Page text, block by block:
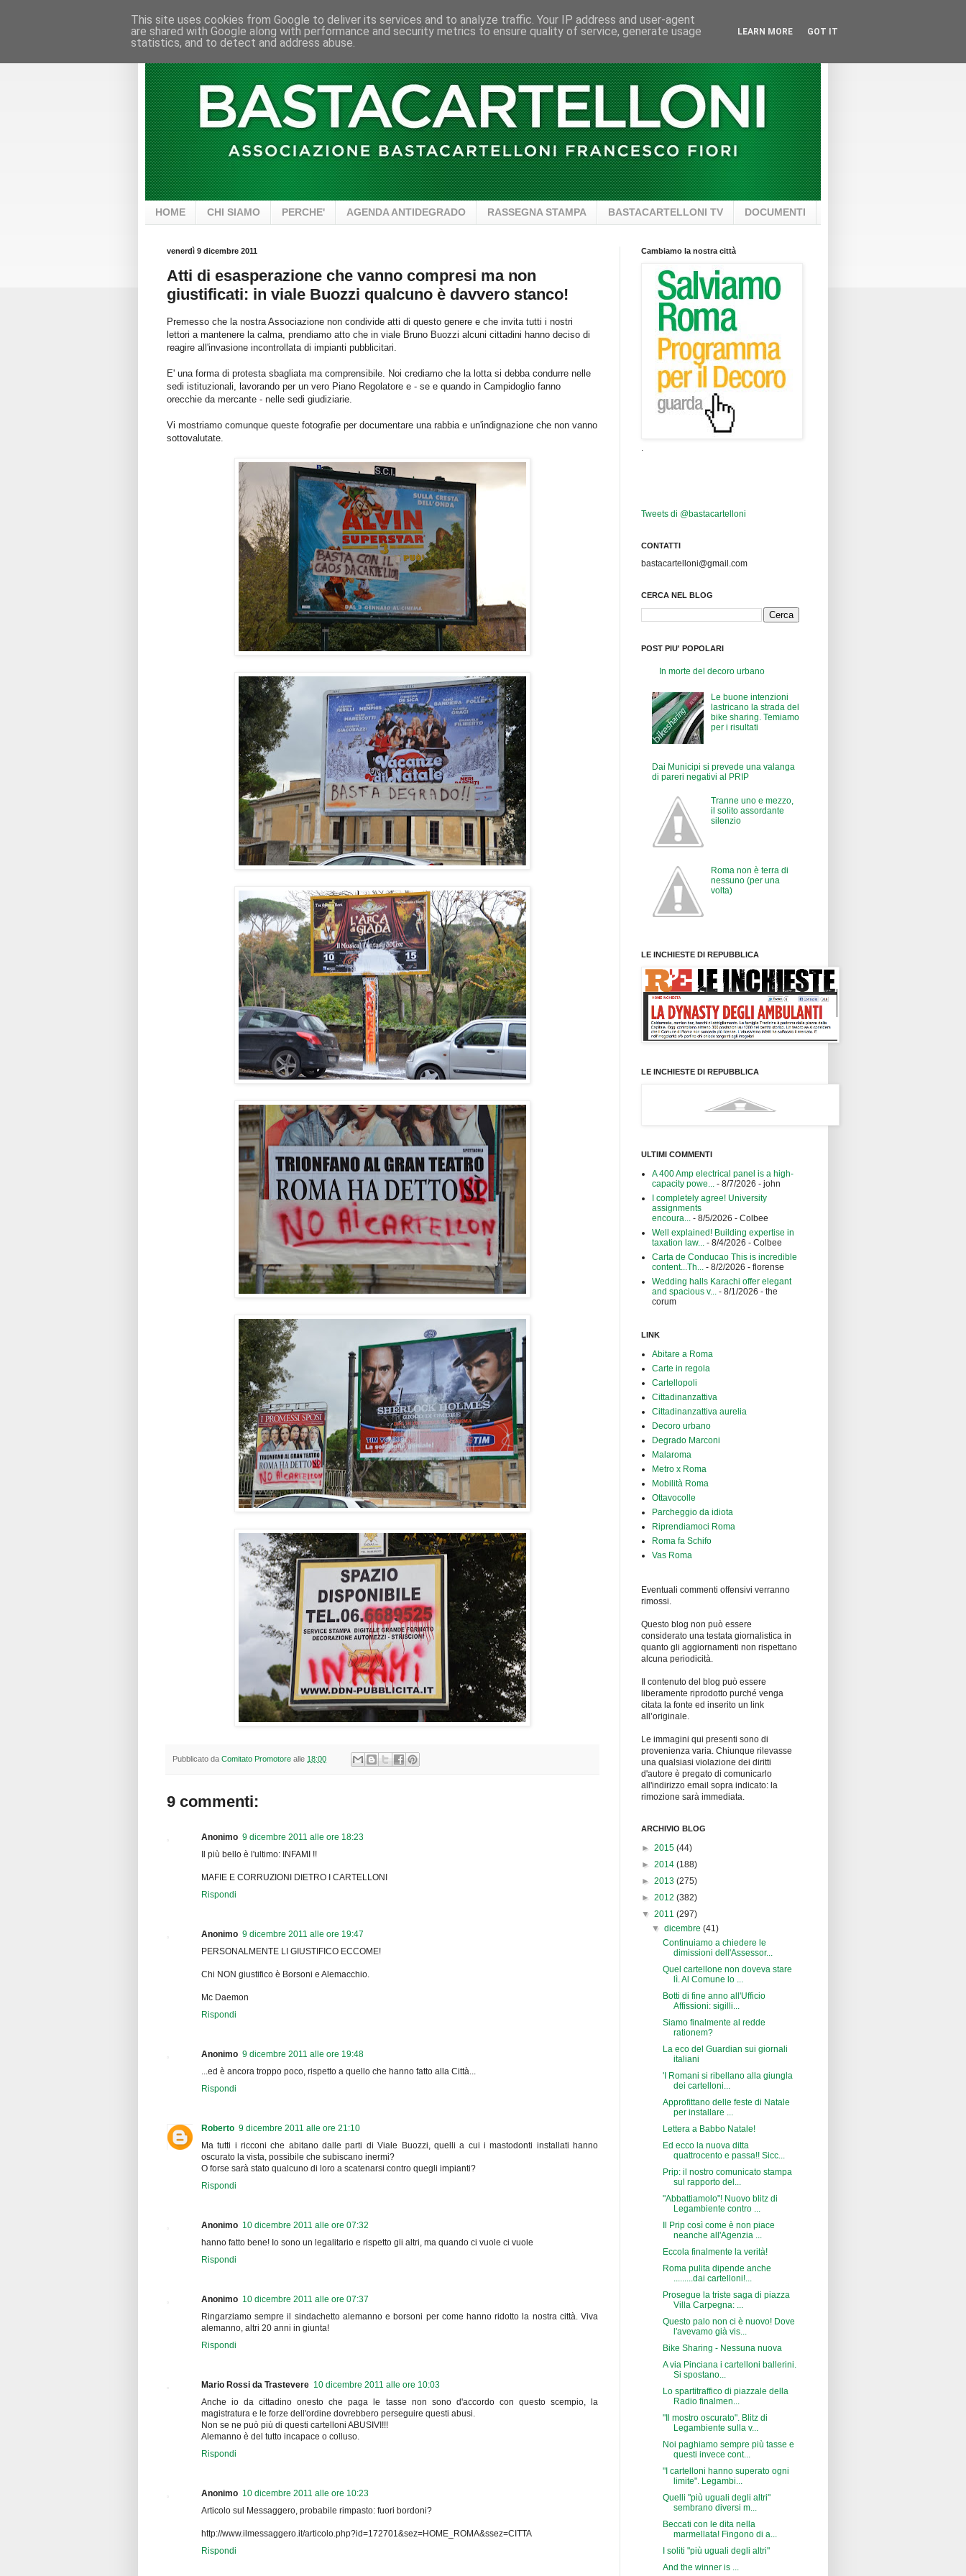
HOME CHI SIAMO PERCHE' AGENDA ANTIDEGRADO RASSEGNA STAMPA BASTACARTELLONI TV DOCUMENTI
venerdì 9 dicembre 2011
Atti di esasperazione che vanno compresi ma non
giustificati: in viale Buozzi qualcuno è davvero stanco!
Premesso che la nostra Associazione non condivide atti di questo genere e che invita tutti i nostri
lettori a mantenere la calma, prendiamo atto che in viale Bruno Buozzi alcuni cittadini hanno deciso di
reagire all'invasione incontrollata di impianti pubblicitari.
E' una forma di protesta sbagliata ma comprensibile. Noi crediamo che la lotta si debba condurre nelle
sedi istituzionali, lavorando per un vero Piano Regolatore e - se e quando in Campidoglio fanno
orecchie da mercante - nelle sedi giudiziarie.
Vi mostriamo comunque queste fotografie per documentare una rabbia e un'indignazione che non vanno
sottovalutate.
Pubblicato da Comitato Promotore alle 18:00
9 commenti:
Anonimo 9 dicembre 2011 alle ore 18:23
Il più bello è l'ultimo: INFAMI !!
MAFIE E CORRUZIONI DIETRO I CARTELLONI
Rispondi
Anonimo 9 dicembre 2011 alle ore 19:47
PERSONALMENTE LI GIUSTIFICO ECCOME!
Chi NON giustifico è Borsoni e Alemacchio.
Mc Daemon
Rispondi
Anonimo 9 dicembre 2011 alle ore 19:48
...ed è ancora troppo poco, rispetto a quello che hanno fatto alla Città...
Rispondi
Roberto 9 dicembre 2011 alle ore 21:10
Ma tutti i ricconi che abitano dalle parti di Viale Buozzi, quelli a cui i mastodonti installati hanno
oscurato la vista, possibile che subiscano inermi?
O forse sarà stato qualcuno di loro a scatenarsi contro quegli impianti?
Rispondi
Anonimo 10 dicembre 2011 alle ore 07:32
hanno fatto bene! Io sono un legalitario e rispetto gli altri, ma quando ci vuole ci vuole
Rispondi
Anonimo 10 dicembre 2011 alle ore 07:37
Ringarziamo sempre il sindachetto alemanno e borsoni per come hanno ridotto la nostra città. Viva
alemanno, altri 20 anni in giunta!
Rispondi
Mario Rossi da Trastevere 10 dicembre 2011 alle ore 10:03
Anche io da cittadino onesto che paga le tasse non sono d'accordo con questo scempio, la
magistratura e le forze dell'ordine dovrebbero perseguire questi abusi.
Non se ne può più di questi cartelloni ABUSIVI!!!
Alemanno è del tutto incapace o colluso.
Rispondi
Anonimo 10 dicembre 2011 alle ore 10:23
Articolo sul Messaggero, probabile rimpasto: fuori bordoni?
http://www.ilmessaggero.it/articolo.php?id=172701&sez=HOME_ROMA&ssez=CITTA
Rispondi
Cambiamo la nostra città
Tweets di @bastacartelloni
CONTATTI
bastacartelloni@gmail.com
CERCA NEL BLOG
POST PIU' POPOLARI
In morte del decoro urbano
Le buone intenzioni
lastricano la strada del
bike sharing. Temiamo
per i risultati
Dai Municipi si prevede una valanga
di pareri negativi al PRIP
Tranne uno e mezzo,
il solito assordante
silenzio
Roma non è terra di
nessuno (per una
volta)
LE INCHIESTE DI REPUBBLICA
LE INCHIESTE DI REPUBBLICA
ULTIMI COMMENTI
A 400 Amp electrical panel is a high-
capacity powe... - 8/7/2026 - john
I completely agree! University
assignments
encoura... - 8/5/2026 - Colbee
Well explained! Building expertise in
taxation law... - 8/4/2026 - Colbee
Carta de Conducao This is incredible
content...Th... - 8/2/2026 - florense
Wedding halls Karachi offer elegant
and spacious v... - 8/1/2026 - the
corum
LINK
Abitare a Roma
Carte in regola
Cartellopoli
Cittadinanzattiva
Cittadinanzattiva aurelia
Decoro urbano
Degrado Marconi
Malaroma
Metro x Roma
Mobilità Roma
Ottavocolle
Parcheggio da idiota
Riprendiamoci Roma
Roma fa Schifo
Vas Roma
Eventuali commenti offensivi verranno
rimossi.
Questo blog non può essere
considerato una testata giornalistica in
quanto gli aggiornamenti non rispettano
alcuna periodicità.
Il contenuto del blog può essere
liberamente riprodotto purché venga
citata la fonte ed inserito un link
all’originale.
Le immagini qui presenti sono di
provenienza varia. Chiunque rilevasse
una qualsiasi violazione dei diritti
d'autore è pregato di comunicarlo
all'indirizzo email sopra indicato: la
rimozione sarà immediata.
ARCHIVIO BLOG
► 2015 (44)
► 2014 (188)
► 2013 (275)
► 2012 (382)
▼ 2011 (297)
▼dicembre(41)
Continuiamo a chiedere le
dimissioni dell'Assessor...
Quel cartellone non doveva stare
lì. Al Comune lo ...
Botti di fine anno all'Ufficio
Affissioni: sigilli...
Siamo finalmente al redde
rationem?
La eco del Guardian sui giornali
italiani
'I Romani si ribellano alla giungla
dei cartelloni...
Approfittano delle feste di Natale
per installare ...
Lettera a Babbo Natale!
Ed ecco la nuova ditta
quattrocento e passa!! Sicc...
Prip: il nostro comunicato stampa
sul rapporto del...
"Abbattiamolo"! Nuovo blitz di
Legambiente contro ...
Il Prip così come è non piace
neanche all'Agenzia ...
Eccola finalmente la verità!
Roma pulita dipende anche
.........dai cartelloni!...
Prosegue la triste saga di piazza
Villa Carpegna: ...
Questo palo non ci è nuovo! Dove
l'avevamo già vis...
Bike Sharing - Nessuna nuova
A via Pinciana i cartelloni ballerini.
Si spostano...
Lo spartitraffico di piazzale della
Radio finalmen...
"Il mostro oscurato". Blitz di
Legambiente sulla v...
Noi paghiamo sempre più tasse e
questi invece cont...
"I cartelloni hanno superato ogni
limite". Legambi...
Quelli "più uguali degli altri"
sembrano diversi m...
Beccati con le dita nella
marmellata! Fingono di a...
I soliti "più uguali degli altri"
And the winner is ...
This site uses cookies from Google to deliver its services and to analyze traffic. Your IP address and user-agent
are shared with Google along with performance and security metrics to ensure quality of service, generate usage
statistics, and to detect and address abuse.
LEARN MORE GOT IT